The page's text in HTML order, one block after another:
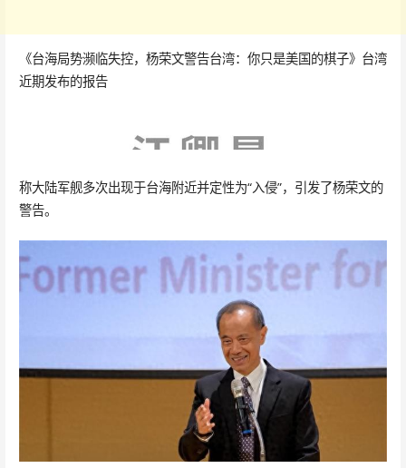
《台海局势濒临失控，杨荣文警告台湾：你只是美国的棋子》台湾
近期发布的报告
称大陆军舰多次出现于台海附近并定性为“入侵”，引发了杨荣文的
警告。